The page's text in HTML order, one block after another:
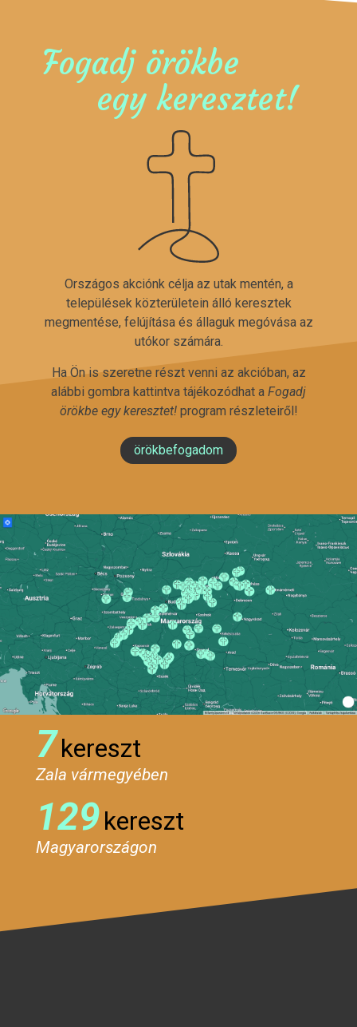
Fogadj örökbe
egy keresztet!
Országos akciónk célja az utak mentén, a
települések közterületein álló keresztek
megmentése, felújítása és állaguk megóvása az
utókor számára.
Ha Ön is szeretne részt venni az akcióban, az
alábbi gombra kattintva tájékozódhat a Fogadj
örökbe egy keresztet!program részleteiről!
örökbefogadom
7kereszt
Zala vármegyében
129kereszt
Magyarországon